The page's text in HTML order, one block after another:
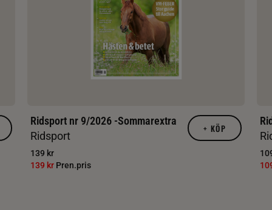
Ridsport nr 9/2026 -Sommarextra
Ridsport
139 kr
139 kr Pren.pris
+ KÖP